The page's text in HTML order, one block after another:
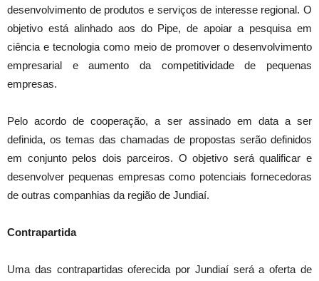
desenvolvimento de produtos e serviços de interesse regional. O
objetivo está alinhado aos do Pipe, de apoiar a pesquisa em
ciência e tecnologia como meio de promover o desenvolvimento
empresarial e aumento da competitividade de pequenas
empresas.
Pelo acordo de cooperação, a ser assinado em data a ser
definida, os temas das chamadas de propostas serão definidos
em conjunto pelos dois parceiros. O objetivo será qualificar e
desenvolver pequenas empresas como potenciais fornecedoras
de outras companhias da região de Jundiaí.
Contrapartida
Uma das contrapartidas oferecida por Jundiaí será a oferta de